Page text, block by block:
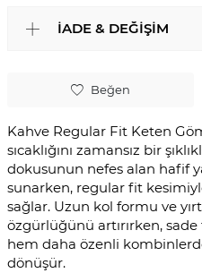
Beğen
Kahve Regular Fit Keten
sıcaklığını zamansız bir
dokusunun nefes alan hafif
sunarken, regular fit
sağlar. Uzun kol formu ve
özgürlüğünü artırırken,
hem daha özenli
dönüşür.
İADE & DEĞIŞIM